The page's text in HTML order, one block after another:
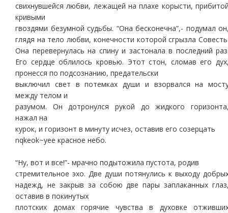
свихнувшейся любви, лежащей на плахе корысти,
кривыми
гвоздями безумной судьбы. “Она бесконечна”,- подумал
глядя на тело любви, конечности которой сгрызла
Она перевернулась на спину и застонала в последний
Его сердце облилось кровью. Этот стон, сломав его
пронесся по подсознанию, предательски
выключил свет в потемках души и взорвался на
между телом и
разумом. Он дотронулся рукой до жидкого
нажал на
курок, и горизонт в минуту исчез, оставив его созерцать
nqkeok~yee красное небо.
“Ну, вот и все!”- мрачно подытожила пустота, родив
стремительное эхо. Две души потянулись к выходу
надежд, не закрыв за собою две пары заплаканных
оставив в покинутых
плотских домах горячие чувства в духовке